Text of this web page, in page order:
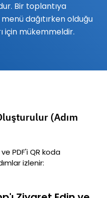
Bir toplantıya
dağıtırken olduğu
için mükemmeldir.
(Adım
PDF'i QR koda
izlenir: